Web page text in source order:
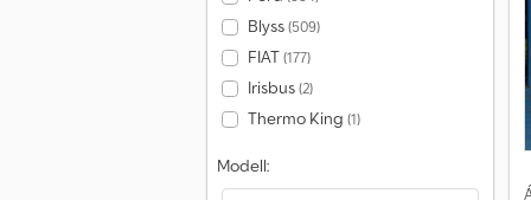
Blyss(509)
FIAT(177)
Irisbus(2)
Thermo King (1)
Modell: